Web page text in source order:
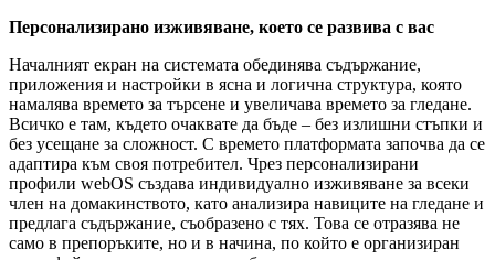
Персонализирано изживяване, което се развива с вас
Началният екран на системата обединява съдържание,
приложения и настройки в ясна и логична структура, която
намалява времето за търсене и увеличава времето за гледане.
Всичко е там, където очаквате да бъде – без излишни стъпки и
без усещане за сложност. С времето платформата започва да се
адаптира към своя потребител. Чрез персонализирани
профили webOS създава индивидуално изживяване за всеки
член на домакинството, като анализира навиците на гледане и
предлага съдържание, съобразено с тях. Това се отразява не
само в препоръките, но и в начина, по който е организиран